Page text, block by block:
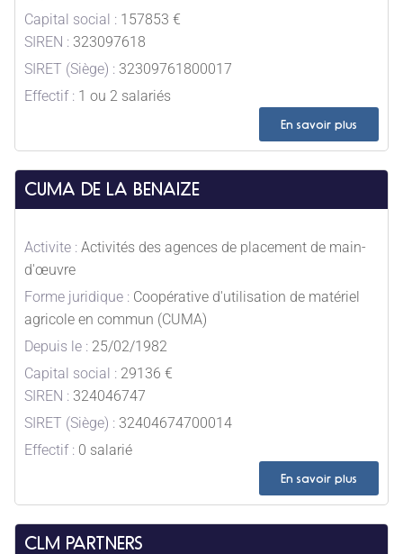
Capital social : 157853 €
SIREN : 323097618
SIRET (Siège) : 32309761800017
Effectif : 1 ou 2 salariés
En savoir plus
CUMA DE LA BENAIZE
Activite : Activités des agences de placement de main-
d'œuvre
Forme juridique : Coopérative d'utilisation de matériel
agricole en commun (CUMA)
Depuis le : 25/02/1982
Capital social : 29136 €
SIREN : 324046747
SIRET (Siège) : 32404674700014
Effectif : 0 salarié
En savoir plus
CLM PARTNERS